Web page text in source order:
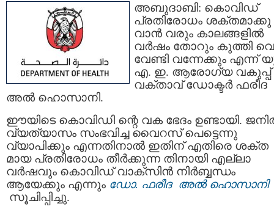
അബുദാബി: കൊവിഡ്
പ്രതിരോധം ശക്തമാക്കു
വാന്‍ വരും കാലങ്ങളില്‍
വർഷം തോറും കുത്തി
വേണ്ടി വന്നേക്കും എന്ന്
എ. ഇ. ആരോഗ്യ വകുപ്പ്
വക്താവ് ഡോക്ടര്‍ ഫരീദ
അൽ ഹൊസാനി.
ഈയിടെ കൊവിഡി ന്റെ വക ഭേദം ഉണ്ടായി.
വ്യത്യാസം സംഭവിച്ച വൈറസ് പെട്ടെന്നു
വ്യാപിക്കും എന്നതിനാല്‍ ഇതിന് എതിരെ ശക്ത
മായ പ്രതിരോധം തീര്‍ക്കുന്ന തിനായി എല്ലാ
വർഷവും കൊവിഡ് വാക്സിന്‍ നിര്‍ബ്ബന്ധം
ആയേക്കും എന്നും ഡോ. ഫരീദ അൽ ഹൊസാനി
സൂചിപ്പിച്ചു.